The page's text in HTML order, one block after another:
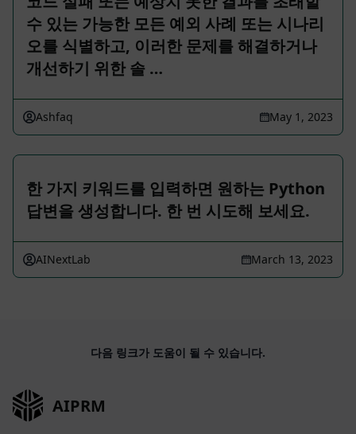
수 있는 가능한 모든 예외 사례 또는 시나리
오를 식별하고, 이러한 문제를 해결하거나
개선하기 위한 솔 …
Ashfaq May 1, 2023
한 가지 키워드를 입력하면 원하는 Python
답변을 생성합니다. 한 번 시도해 보세요.
AINextLab March 13, 2023
다음 링크가 도움이 될 수 있습니다.
AIPRM